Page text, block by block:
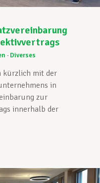
Diverses
kürzlich mit der
in
zur
innerhalb der